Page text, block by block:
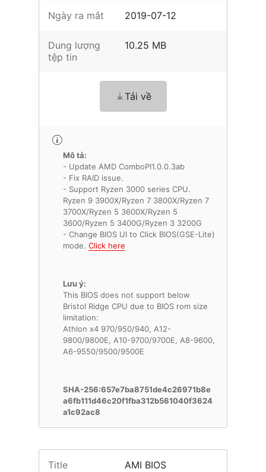
Ngày ra mắt 2019-07-12
Dung lượng
tệp tin
10.25 MB
Tải về
Mô tả:
- Update AMD ComboPI1.0.0.3ab
- Fix RAID issue.
- Support Ryzen 3000 series CPU.
Ryzen 9 3900X/Ryzen 7 3800X/Ryzen 7
3700X/Ryzen 5 3600X/Ryzen 5
3600/Ryzen 5 3400G/Ryzen 3 3200G
- Change BIOS UI to Click BIOS(GSE-Lite)
mode. Click here
Lưu ý:
This BIOS does not support below
Bristol Ridge CPU due to BIOS rom size
limitation:
Athlon x4 970/950/940, A12-
9800/9800E, A10-9700/9700E, A8-9600,
A6-9550/9500/9500E
SHA-256:657e7ba8751de4c26971b8e
a6fb111d46c20f1fba312b561040f3624
a1c92ac8
Title AMI BIOS